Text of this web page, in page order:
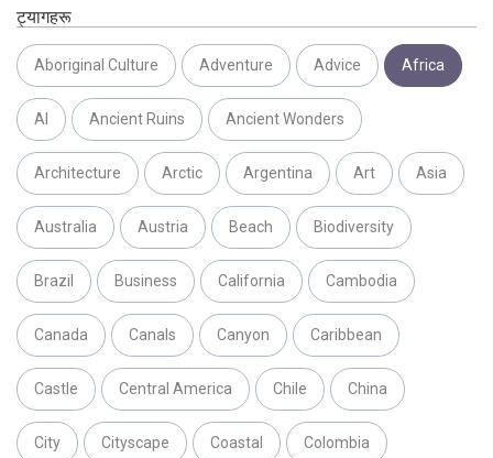
ट्यागहरू
Aboriginal Culture Adventure Advice Africa
AI Ancient Ruins Ancient Wonders
Architecture Arctic Argentina Art Asia
Australia Austria Beach Biodiversity
Brazil Business California Cambodia
Canada Canals Canyon Caribbean
Castle Central America Chile China
City Cityscape Coastal Colombia